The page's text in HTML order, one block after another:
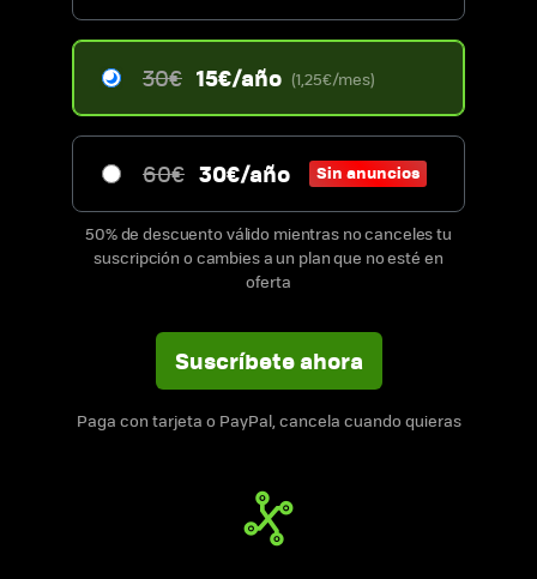
30€ 15€/año (1,25€/mes)
60€ 30€/año Sin anuncios
50% de descuento válido mientras no canceles tu
suscripción o cambies a un plan que no esté en
oferta
Suscríbete ahora
Paga con tarjeta o PayPal, cancela cuando quieras